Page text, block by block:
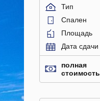
Тип
Спален
Площадь
Дата сдачи
полная
стоимость